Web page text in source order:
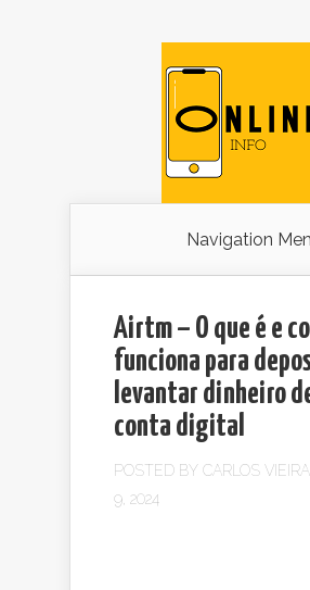
Navigation
Airtm – O que é e
funciona para
levantar dinheiro
conta digital
POSTED BY CARLOS VIEIRA
9, 2024